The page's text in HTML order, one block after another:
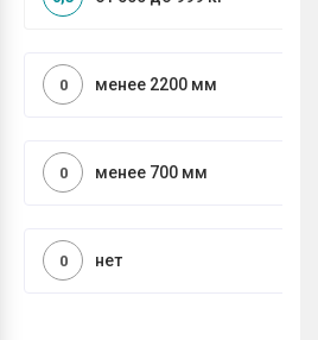
менее 2200 мм
0
менее 700 мм
0
нет
0